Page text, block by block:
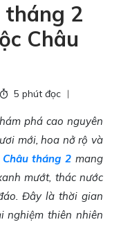
tháng 2
Châu
5 phút đọc
phá cao nguyên
mới, hoa nở rộ và
tháng 2 mang
mướt, thác nước
Đây là thời gian
nghiệm thiên nhiên